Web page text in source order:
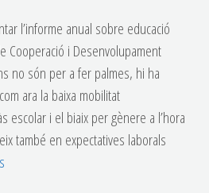
l’informe anual sobre educació
Cooperació i Desenvolupament
no són per a fer palmes, hi ha
ara la baixa mobilitat
escolar i el biaix per gènere a l’hora
també en expectatives laborals